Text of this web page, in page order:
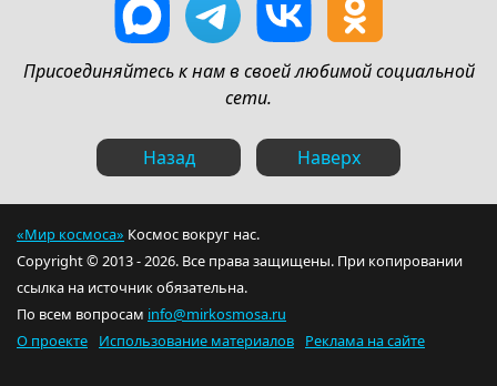
Присоединяйтесь к нам в своей любимой социальной
сети.
Назад Наверх
«Мир космоса» Космос вокруг нас.
Copyright © 2013 - 2026. Все права защищены. При копировании
ссылка на источник обязательна.
По всем вопросам info@mirkosmosa.ru
О проекте
Использование материалов Реклама на сайте